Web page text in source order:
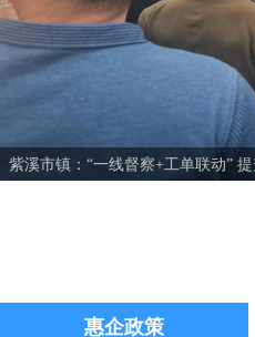
惠企政策